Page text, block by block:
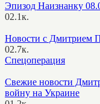
Эпизод Наизнанку
02.1к.
Новости с Дмитрием
02.7к.
Спецоперация
Свежие новости
войну на Украине